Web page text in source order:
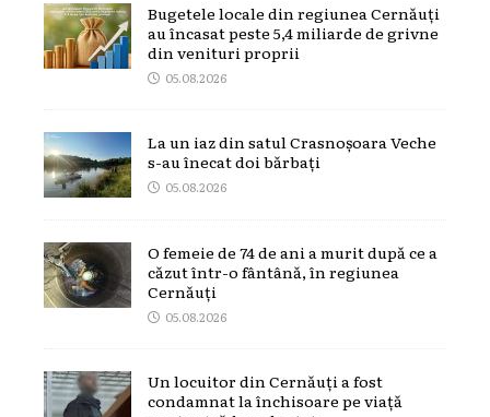
Bugetele locale din regiunea Cernăuți
au încasat peste 5,4 miliarde de grivne
din venituri proprii
05.08.2026
La un iaz din satul Crasnoșoara Veche
s-au înecat doi bărbați
05.08.2026
O femeie de 74 de ani a murit după ce a
căzut într-o fântână, în regiunea
Cernăuți
05.08.2026
Un locuitor din Cernăuți a fost
condamnat la închisoare pe viață